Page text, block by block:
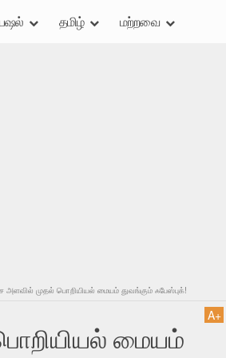
தமிழ் மற்றவை
அளவில் முதல் பொறியியல் மையம் துவங்கும் ஃபேஸ்புக்!
A+
மையம்